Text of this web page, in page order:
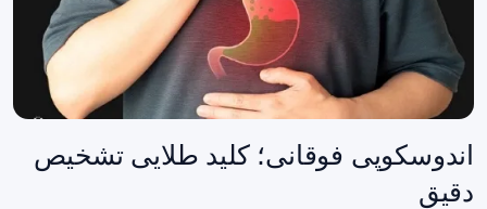
اندوسکوپی فوقانی؛ کلید طلایی تشخیص
دقیق